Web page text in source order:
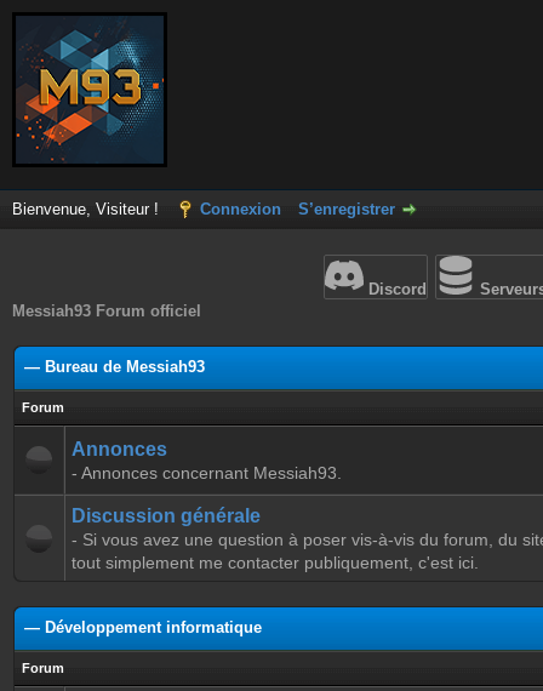
Bienvenue, Visiteur ! Connexion S’enregistrer
Discord
Messiah93 Forum officiel
— Bureau de Messiah93
Forum
Annonces
- Annonces concernant Messiah93.
Discussion générale
- Si vous avez une question à poser vis-à-vis du forum, du
tout simplement me contacter publiquement, c'est ici.
— Développement informatique
Forum